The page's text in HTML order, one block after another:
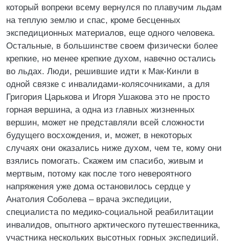
который вопреки всему вернулся по плавучим льдам
на теплую землю и спас, кроме бесценных
экспедиционных материалов, еще одного человека.
Остальные, в большинстве своем физически более
крепкие, но менее крепкие духом, навечно остались
во льдах. Люди, решившие идти к Мак-Кинли в
одной связке с инвалидами-колясочниками, а для
Григория Царькова и Игоря Ушакова это не просто
горная вершина, а одна из главных жизненных
вершин, может не представляли всей сложности
будущего восхождения, и, может, в некоторых
случаях они оказались ниже духом, чем те, кому они
взялись помогать. Скажем им спасибо, живым и
мертвым, потому как после того невероятного
напряжения уже дома остановилось сердце у
Анатолия Соболева – врача экспедиции,
специалиста по медико-социальной реабилитации
инвалидов, опытного арктического путешественника,
участника нескольких высотных горных экспедиций.